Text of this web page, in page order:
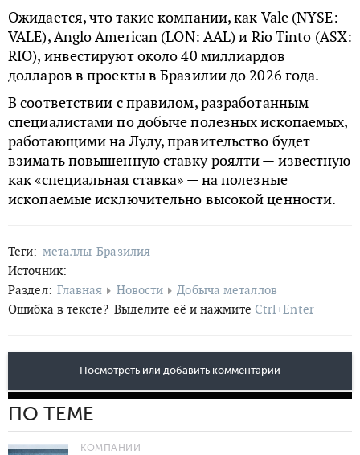
Ожидается, что такие компании, как Vale (NYSE:
VALE), Anglo American (LON: AAL) и Rio Tinto (ASX:
RIO), инвестируют около 40 миллиардов
долларов в проекты в Бразилии до 2026 года.
В соответствии с правилом, разработанным
специалистами по добыче полезных ископаемых,
работающими на Лулу, правительство будет
взимать повышенную ставку роялти — известную
как «специальная ставка» — на полезные
ископаемые исключительно высокой ценности.
Теги: металлы Бразилия
Источник:
Раздел: Главная Новости
Добыча металлов
Ошибка в тексте? Выделите её и нажмите Ctrl+Enter
Посмотреть или добавить комментарии
ПО ТЕМЕ
КОМПАНИИ